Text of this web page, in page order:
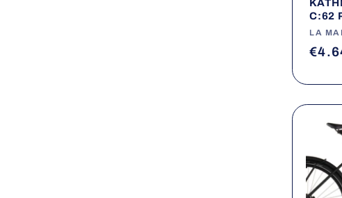
C:62
LA
Prix